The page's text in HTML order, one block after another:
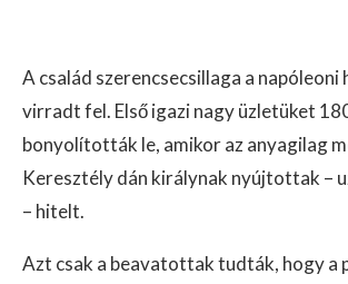
A család szerencsecsillaga a napóleoni
virradt fel. Első igazi nagy üzletüket
bonyolították le, amikor az anyagilag
Keresztély dán királynak nyújtottak –
– hitelt.
Azt csak a beavatottak tudták, hogy a